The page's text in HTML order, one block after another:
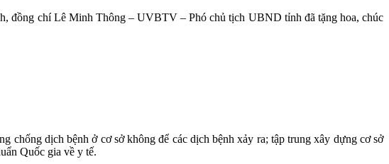
đồng chí Lê Minh Thông – UVBTV – Phó chủ tịch UBND tỉnh đã tặng hoa, chúc
chống dịch bệnh ở cơ sở không để các dịch bệnh xảy ra; tập trung xây dựng cơ sở
Quốc gia về y tế.